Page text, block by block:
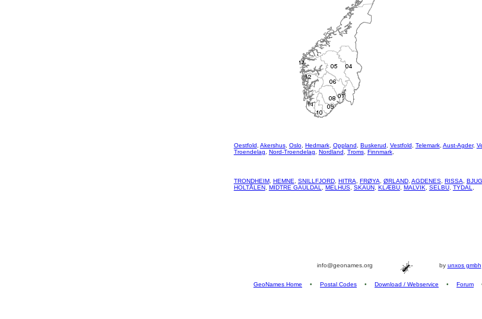
Oestfold Akershus, Oslo, Hedmark, Oppland Buskerud Vestfold Telemark, Aust-Agder,
Troendelag
Nord-Troendelag Nordland Troms, Finnmark,
TRONDHEIM, HEMNE SNILLFJORD, HITRA FRØYA ØRLAND, AGDENES, RISSA
HOLTÅLEN, MIDTRE GAULDAL MELHUS, SKAUN, KLÆBU, MALVIK SELBU, TYDAL
info@geonames.org by unxos gmbh
GeoNames Home • Postal Codes • Download / Webservice • Forum